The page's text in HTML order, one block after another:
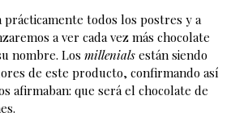
prácticamente todos los postres y a
a ver cada vez más chocolate
nombre. Los millenials están siendo
de este producto, confirmando así
afirmaban: que será el chocolate de